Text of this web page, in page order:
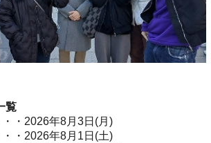
覧
・2026年8月3日(月)
・2026年8月1日(土)